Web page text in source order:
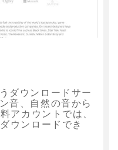
ダウンロードサー
音、自然の音から
アカウントでは、
ウンロードでき